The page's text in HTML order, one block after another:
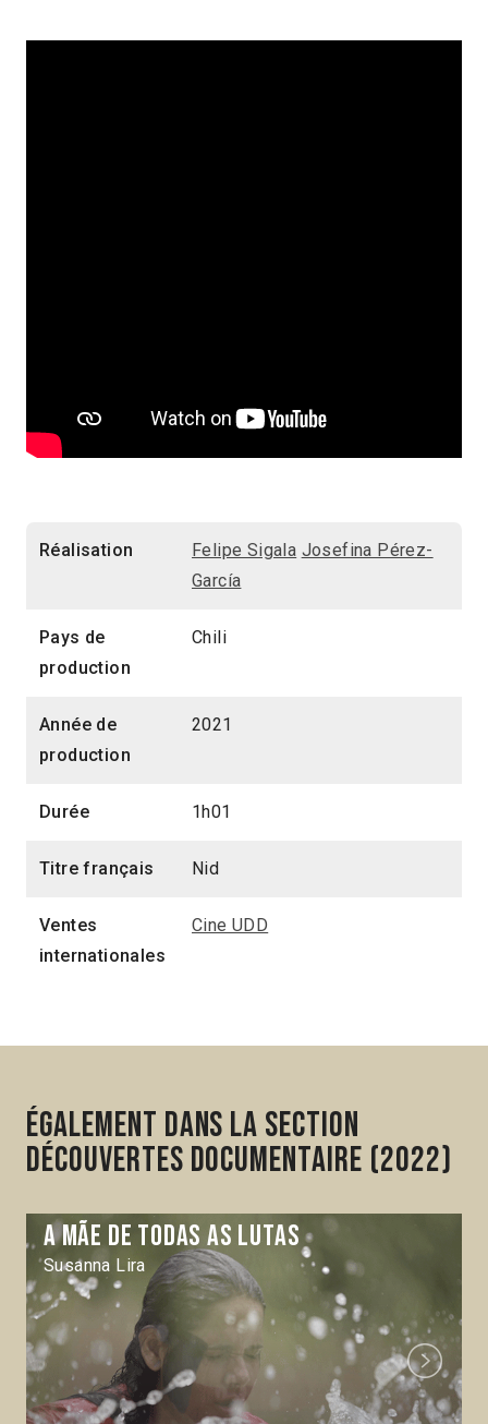
Réalisation Felipe Sigala Josefina Pérez-
García
Pays de
production
Chili
Année de
production
2021
Durée 1h01
Titre français Nid
Ventes
internationales
Cine UDD
Également dans la section
Découvertes Documentaire (2022)
A Mãe de todas as lutas
Susanna Lira
Next